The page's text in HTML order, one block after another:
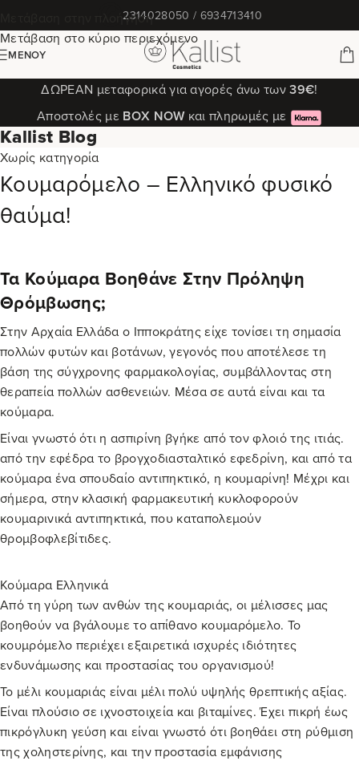
Μετάβαση στην πλοήγηση
Μετάβαση στο κύριο περιεχόμενο
✆2314028050 / 6934713410
ΜΕΝΟΎ
ΔΩΡΕΑΝ μεταφορικά για αγορές άνω των39€!
Αποστολές με ΒΟΧ ΝΟWκαι πληρωμές με
Kallist Blog
Χωρίς κατηγορία
Κουμαρόμελο – Ελληνικό φυσικό
θαύμα!
Τα Κούμαρα Βοηθάνε Στην Πρόληψη
Θρόμβωσης;
Στην Αρχαία Ελλάδα ο Ιπποκράτης είχε τονίσει τη σημασία
πολλών φυτών και βοτάνων, γεγονός που αποτέλεσε τη
βάση της σύγχρονης φαρμακολογίας, συμβάλλοντας στη
θεραπεία πολλών ασθενειών. Μέσα σε αυτά είναι και τα
κούμαρα.
Είναι γνωστό ότι η ασπιρίνη βγήκε από τον φλοιό της ιτιάς.
από την εφέδρα το βρογχοδιασταλτικό εφεδρίνη, και από τα
κούμαρα ένα σπουδαίο αντιπηκτικό, η κουμαρίνη! Μέχρι και
σήμερα, στην κλασική φαρμακευτική κυκλοφορούν
κουμαρινικά αντιπηκτικά, που καταπολεμούν
θρομβοφλεβίτιδες.
Κούμαρα Ελληνικά
Από τη γύρη των ανθών της κουμαριάς, οι μέλισσες μας
βοηθούν να βγάλουμε το απίθανο κουμαρόμελο. Το
κουμρόμελο περιέχει εξαιρετικά ισχυρές ιδιότητες
ενδυνάμωσης και προστασίας του οργανισμού!
Το μέλι κουμαριάς είναι μέλι πολύ υψηλής θρεπτικής αξίας.
Είναι πλούσιο σε ιχνοστοιχεία και βιταμίνες. Έχει πικρή έως
πικρόγλυκη γεύση και είναι γνωστό ότι βοηθάει στη ρύθμιση
της χοληστερίνης, και την προστασία εμφάνισης